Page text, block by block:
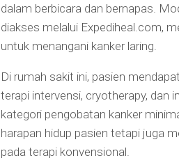
dalam berbicara dan bernapas.
diakses melalui Expediheal.com,
untuk menangani kanker laring.
Di rumah sakit ini, pasien
terapi intervensi, cryotherapy, dan
kategori pengobatan kanker
harapan hidup pasien tetapi juga
pada terapi konvensional.